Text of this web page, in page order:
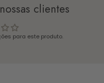
clientes
para este produto.